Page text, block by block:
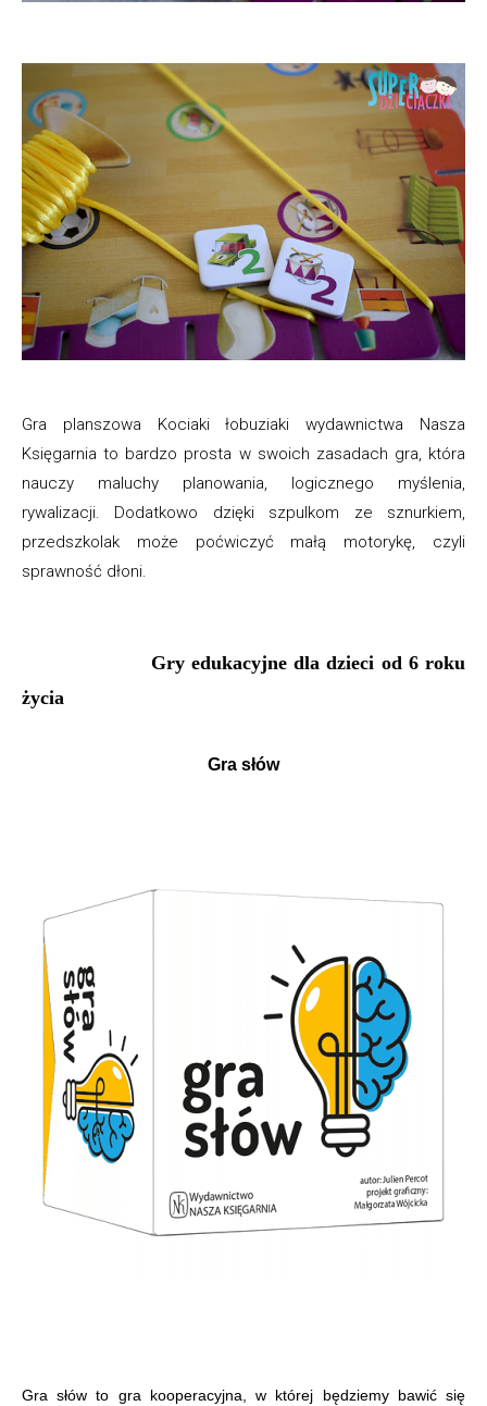
Gra planszowa Kociaki łobuziaki wydawnictwa Nasza
Księgarnia to bardzo prosta w swoich zasadach gra, która
nauczy maluchy planowania, logicznego myślenia,
rywalizacji. Dodatkowo dzięki szpulkom ze sznurkiem,
przedszkolak może poćwiczyć małą motorykę, czyli
sprawność dłoni.
Gry edukacyjne dla dzieci od 6 roku
życia
Gra słów
Gra słów to gra kooperacyjna, w której będziemy bawić się